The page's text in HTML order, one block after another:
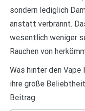
sondern lediglich
anstatt verbrannt.
wesentlich weniger
Rauchen von
Was hinter den
ihre große
Beitrag.